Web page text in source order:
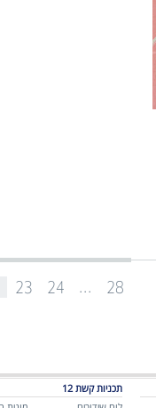
23 24 ... 28
תכניות קשת 12